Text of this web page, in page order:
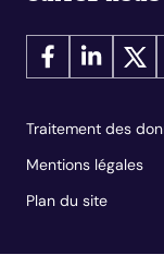
Traitement des
Mentions légales
Plan du site